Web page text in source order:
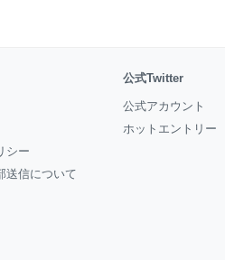
シー
送信について
公式Twitter
公式アカウント
ホットエントリー